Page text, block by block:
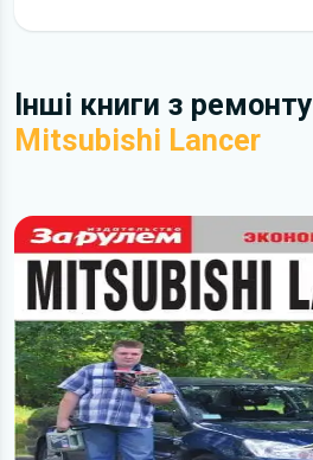
Інші книги з ремонту
Mitsubishi Lancer